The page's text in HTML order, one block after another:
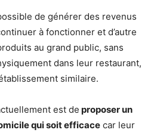
de générer des revenus
à fonctionner et d’autre
au grand public, sans
dans leur restaurant,
similaire.
est de proposer un
qui soit efficace car leur